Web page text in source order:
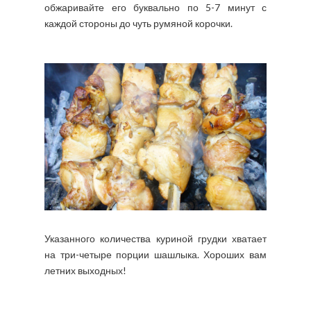
обжаривайте его буквально по 5-7 минут с
каждой стороны до чуть румяной корочки.
Указанного количества куриной грудки хватает
на три-четыре порции шашлыка. Хороших вам
летних выходных!